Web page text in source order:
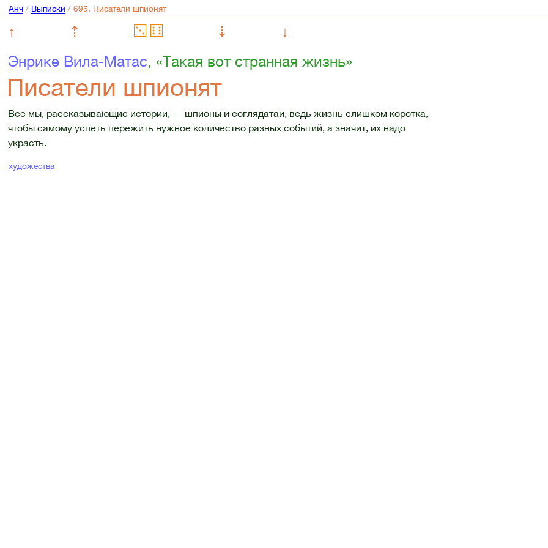
Анч/ Выписки /
↑ ⇡ ⇣
↓
Энрике Вила-Матас, «Такая вот странная жизнь»
Писатели шпионят
Все мы, рассказывающие истории, — шпионы и соглядатаи, ведь жизнь слишком коротка,
чтобы самому успеть пережить нужное количество разных событий, а значит, их надо
украсть.
художества